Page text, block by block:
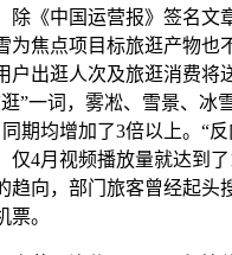
除《中国运营报》签名文
为焦点项目标旅逛产物也
户出逛人次及旅逛消费将
”一词，雾凇、雪景、冰
期均增加了3倍以上。“
仅4月视频播放量就达到了
趋向，部门旅客曾经起头
。